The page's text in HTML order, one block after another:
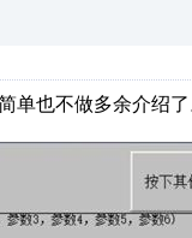
单也不做多余介绍